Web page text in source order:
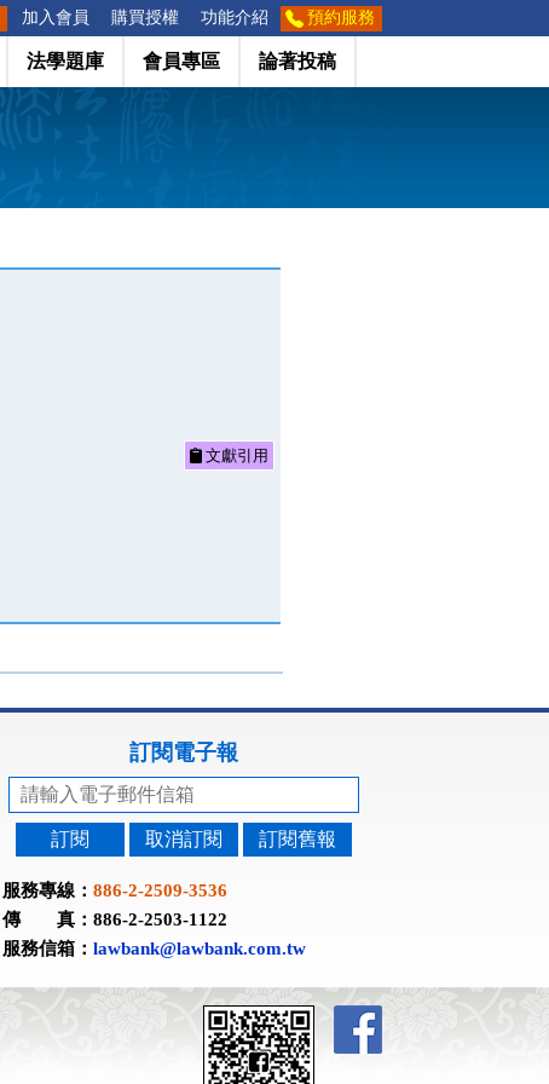
加入會員 購買授權 功能介紹 預約服務
法學題庫 會員專區 論著投稿
文獻引用
訂閱電子報
訂閱 取消訂閱 訂閱舊報
服務專線： 886-2-2509-3536
傳 真：886-2-2503-1122
服務信箱： lawbank@lawbank.com.tw